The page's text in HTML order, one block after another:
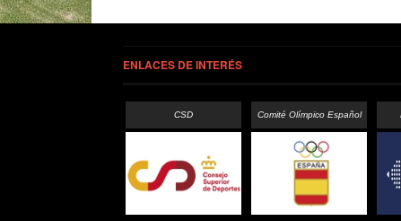
ENLACES DE INTERÉS
CSD Comité Olímpico Español